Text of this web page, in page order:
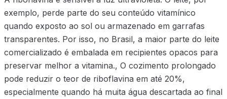
exemplo, perde parte do seu conteúdo vitamínico
quando exposto ao sol ou armazenado em garrafas
transparentes. Por isso, no Brasil, a maior parte do leite
comercializado é embalada em recipientes opacos para
preservar melhor a vitamina., O cozimento prolongado
pode reduzir o teor de riboflavina em até 20%,
especialmente quando há muita água descartada ao final